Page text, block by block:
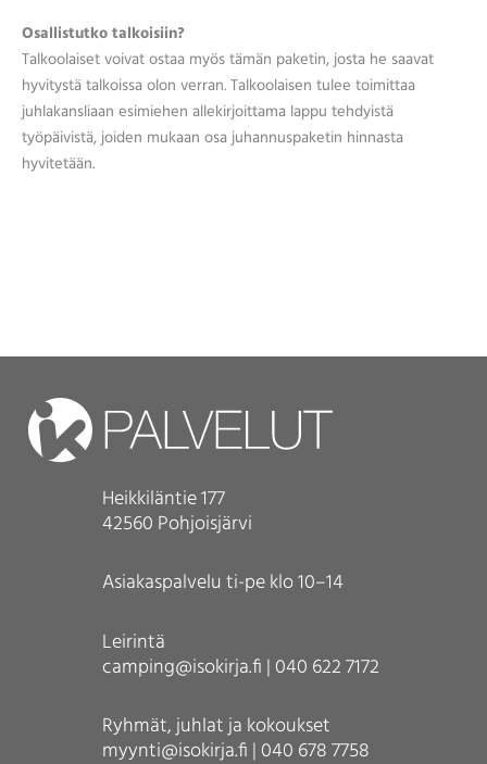
Osallistutko talkoisiin?
Talkoolaiset voivat ostaa myös tämän paketin, josta he saavat
hyvitystä talkoissa olon verran. Talkoolaisen tulee toimittaa
juhlakansliaan esimiehen allekirjoittama lappu tehdyistä
työpäivistä, joiden mukaan osa juhannuspaketin hinnasta
hyvitetään.
Heikkiläntie 177
42560 Pohjoisjärvi
Asiakaspalvelu ti-pe klo 10–14
Leirintä
camping@isokirja.fi | 040 622 7172
Ryhmät, juhlat ja kokoukset
myynti@isokirja.fi | 040 678 7758